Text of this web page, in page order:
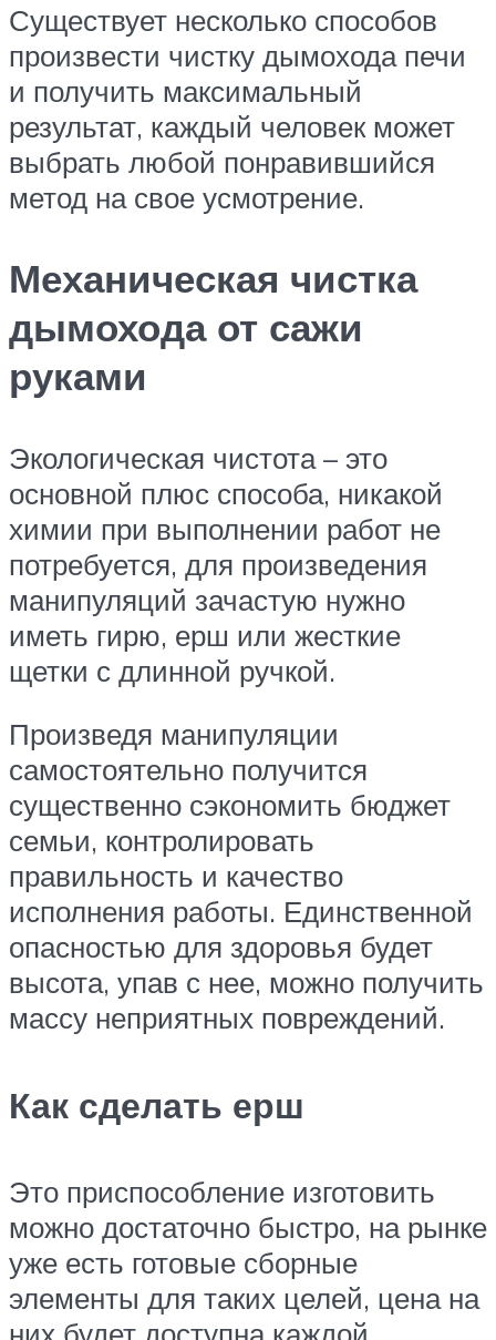
Существует несколько способов
произвести чистку дымохода печи
и получить максимальный
результат, каждый человек может
выбрать любой понравившийся
метод на свое усмотрение.
Механическая чистка
дымохода от сажи
руками
Экологическая чистота – это
основной плюс способа, никакой
химии при выполнении работ не
потребуется, для произведения
манипуляций зачастую нужно
иметь гирю, ерш или жесткие
щетки с длинной ручкой.
Произведя манипуляции
самостоятельно получится
существенно сэкономить бюджет
семьи, контролировать
правильность и качество
исполнения работы. Единственной
опасностью для здоровья будет
высота, упав с нее, можно получить
массу неприятных повреждений.
Как сделать ерш
Это приспособление изготовить
можно достаточно быстро, на рынке
уже есть готовые сборные
элементы для таких целей, цена на